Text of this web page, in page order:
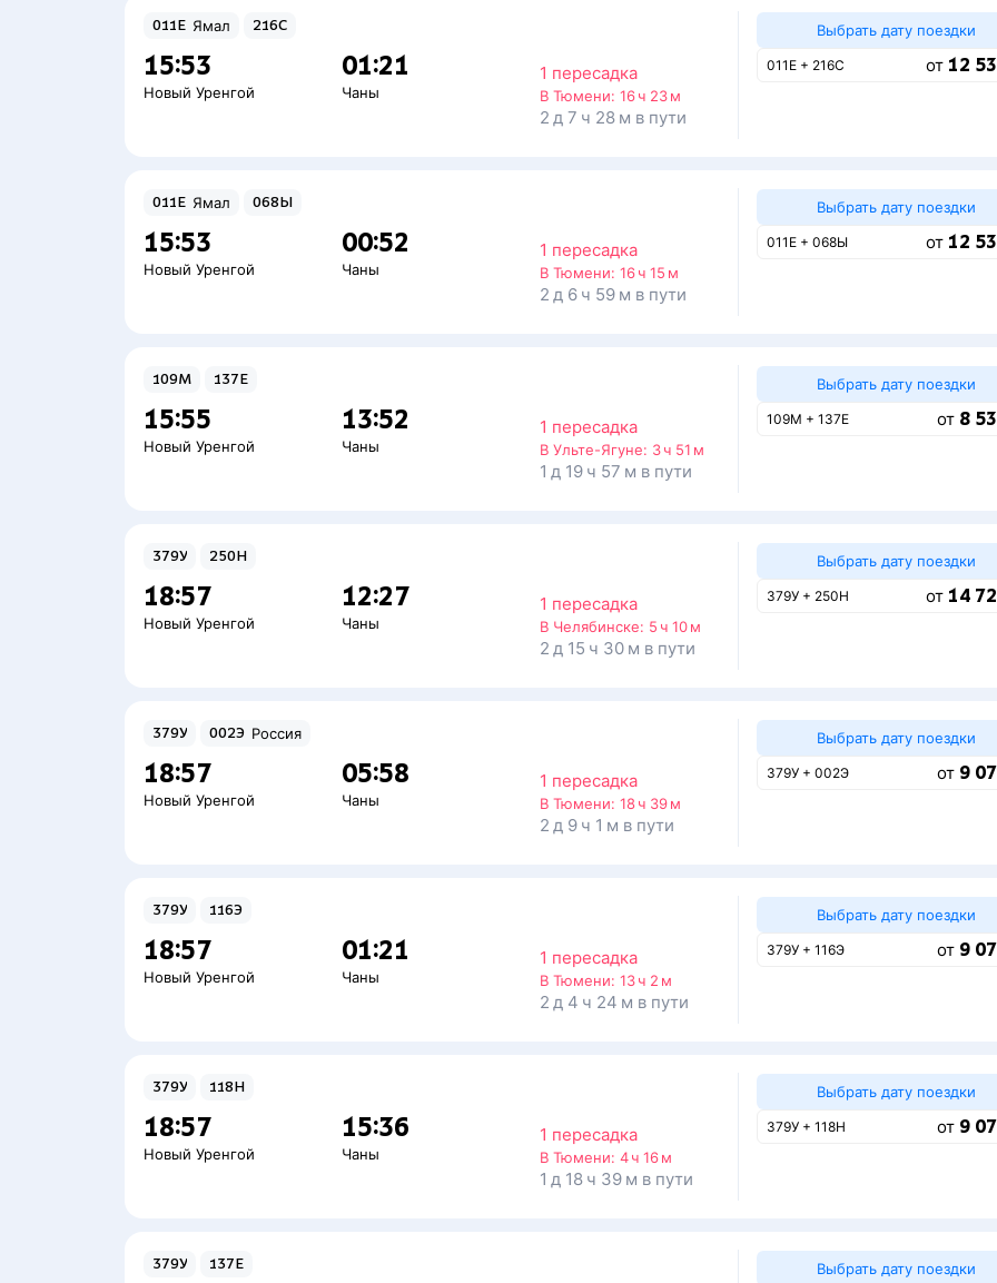
011Е Ямал 216С
15:53
Новый Уренгой
01:21
Чаны
1 пересадка
В Тюмени: 16 ч 23 м
2 д 7 ч 28 м в пути
Выбрать дату поездки
011Е + 216С от 12
011Е Ямал 068Ы
15:53
Новый Уренгой
00:52
Чаны
1 пересадка
В Тюмени: 16 ч 15 м
2 д 6 ч 59 м в пути
Выбрать дату поездки
011Е + 068Ы от 12
109М 137Е
15:55
Новый Уренгой
13:52
Чаны
1 пересадка
В Ульте-Ягуне: 3 ч 51 м
1 д 19 ч 57 м в пути
Выбрать дату поездки
109М + 137Е от 8
379У 250Н
18:57
Новый Уренгой
12:27
Чаны
1 пересадка
В Челябинске: 5 ч 10 м
2 д 15 ч 30 м в пути
Выбрать дату поездки
379У + 250Н от 14
379У 002Э Россия
18:57
Новый Уренгой
05:58
Чаны
1 пересадка
В Тюмени: 18 ч 39 м
2 д 9 ч 1 м в пути
Выбрать дату поездки
379У + 002Э от 9
379У 116Э
18:57
Новый Уренгой
01:21
Чаны
1 пересадка
В Тюмени: 13 ч 2 м
2 д 4 ч 24 м в пути
Выбрать дату поездки
379У + 116Э от 9
379У 118Н
18:57
Новый Уренгой
15:36
Чаны
1 пересадка
В Тюмени: 4 ч 16 м
1 д 18 ч 39 м в пути
Выбрать дату поездки
379У + 118Н от 9
379У 137Е Выбрать дату поездки